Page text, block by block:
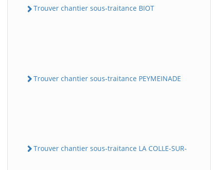
Trouver chantier sous-traitance BIOT
Trouver chantier sous-traitance PEYMEINADE
Trouver chantier sous-traitance LA COLLE-SUR-